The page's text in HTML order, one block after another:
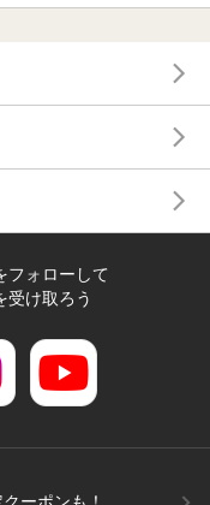
フォローして
受け取ろう